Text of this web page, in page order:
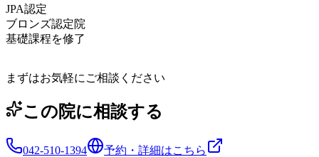
JPA認定
ブロンズ認定院
基礎課程を修了
まずはお気軽にご相談ください
この院に相談する
042-510-1394 予約・詳細はこちら